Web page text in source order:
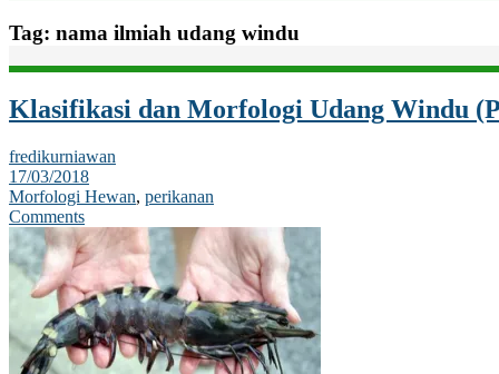
Tag: nama ilmiah udang windu
Klasifikasi dan Morfologi Udang Windu
fredikurniawan
17/03/2018
Morfologi Hewan, perikanan
Comments